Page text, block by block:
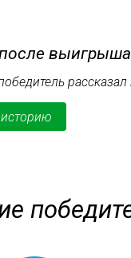
выигрыша
историю